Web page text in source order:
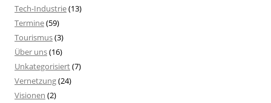
Tech-Industrie(13)
Termine(59)
Tourismus(3)
Über uns(16)
Unkategorisiert(7)
Vernetzung(24)
Visionen (2)